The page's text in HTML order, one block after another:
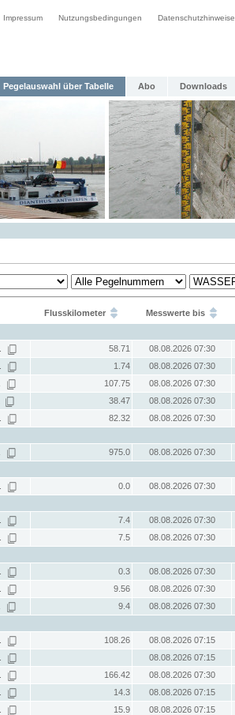
Impressum Nutzungsbedingungen Datenschutzhinweise
Pegelauswahl über Tabelle Abo Downloads
Flusskilometer Messwerte bis
58.71
08.08.2026 07:30
1.74
08.08.2026 07:30
107.75
08.08.2026 07:30
38.47
08.08.2026 07:30
82.32
08.08.2026 07:30
975.0
08.08.2026 07:30
0.0
08.08.2026 07:30
7.4
08.08.2026 07:30
7.5
08.08.2026 07:30
0.3
08.08.2026 07:30
9.56
08.08.2026 07:30
9.4
08.08.2026 07:30
108.26
08.08.2026 07:15
08.08.2026 07:15
166.42
08.08.2026 07:30
14.3
08.08.2026 07:15
15.9
08.08.2026 07:15